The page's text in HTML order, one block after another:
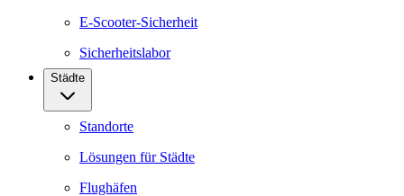
E-Scooter-Sicherheit
Sicherheitslabor
Städte
Standorte
Lösungen für Städte
Flughäfen